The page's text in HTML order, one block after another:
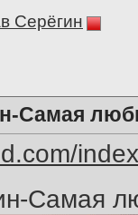
Серёгин
Самая
Самая